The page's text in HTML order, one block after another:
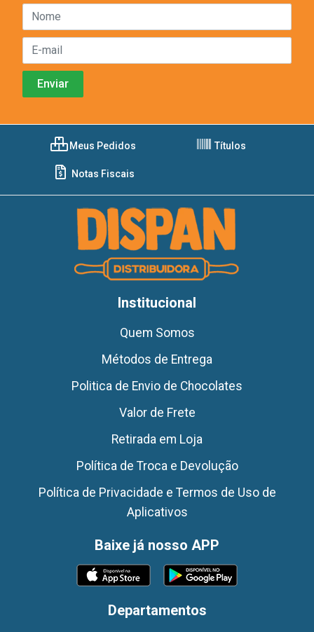
Meus Pedidos Títulos
Notas Fiscais
Institucional
Quem Somos
Métodos de Entrega
Politica de Envio de Chocolates
Valor de Frete
Retirada em Loja
Política de Troca e Devolução
Política de Privacidade e Termos de Uso de
Aplicativos
Baixe já nosso APP
Departamentos